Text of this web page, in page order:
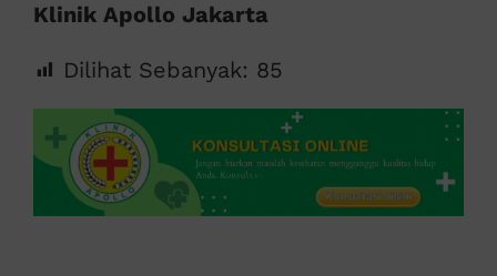
Klinik Apollo Jakarta
Dilihat Sebanyak: 85